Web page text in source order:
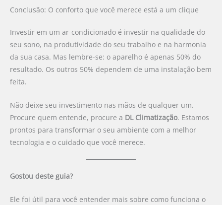
Conclusão: O conforto que você merece está a um clique
Investir em um ar-condicionado é investir na qualidade do
seu sono, na produtividade do seu trabalho e na harmonia
da sua casa. Mas lembre-se: o aparelho é apenas 50% do
resultado. Os outros 50% dependem de uma instalação bem
feita.
Não deixe seu investimento nas mãos de qualquer um.
Procure quem entende, procure a DL Climatização. Estamos
prontos para transformar o seu ambiente com a melhor
tecnologia e o cuidado que você merece.
Gostou deste guia?
Ele foi útil para você entender mais sobre como funciona o